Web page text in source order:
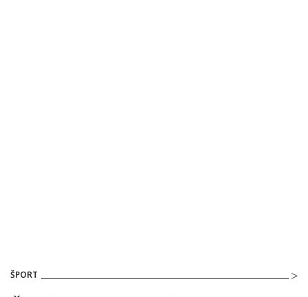
ŠPORT